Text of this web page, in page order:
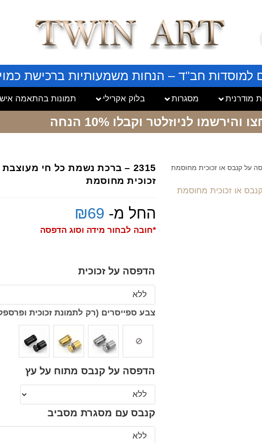
למוסדות חב"ד – הנחות משמעותיות ברכישת
מודרנית מסגרות בלוק אקרילי תמונות בהתאמה
והירשמו לניוזלטר וקבלו 10% הנחה
2315 – ברכת נשמת כל חי
זכוכית מחוסמת
החל מ- ₪69
*חובה לבחור מידה וסוג הדפסה
הדפסה על זכוכית
צבע ספייסרים (רק לתמונת זכוכית
הדפסה על קנבס מתוח על עץ
קנבס עם מסגרת מסביב